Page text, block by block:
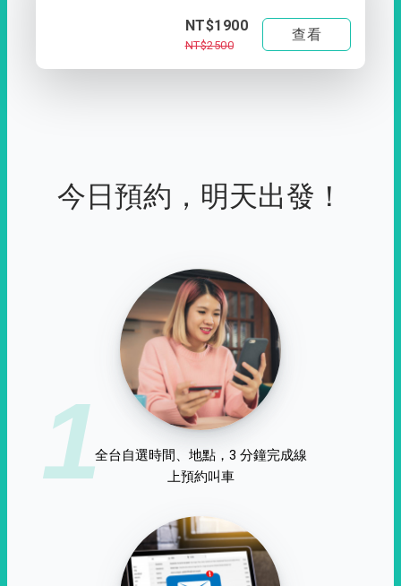
NT$1900
NT$2500
查看
今日預約，明天出發！
1全台自選時間、地點，3 分鐘完成線
上預約叫車